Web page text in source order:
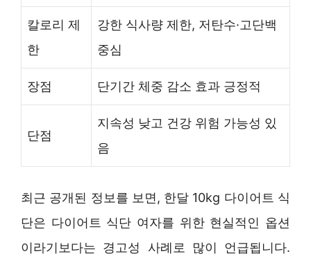
칼로리 제
한
강한 식사량 제한, 저탄수·고단백
중심
장점 단기간 체중 감소 효과 긍정적
단점
지속성 낮고 건강 위험 가능성 있
음
최근 공개된 정보를 보면, 한달 10kg 다이어트 식
단은 다이어트 식단 여자를 위한 현실적인 옵션
이라기보다는 경고성 사례로 많이 언급됩니다.